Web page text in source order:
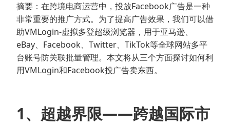
摘要：在跨境电商运营中，投放Facebook广告是一种
非常重要的推广方式。为了提高广告效果，我们可以借
助VMLogin-虚拟多登超级浏览器，用于亚马逊、
eBay、Facebook、Twitter、TikTok等全球网站多平
台账号防关联批量管理。本文将从三个方面探讨如何利
用VMLogin和Facebook投广告卖东西。
1、超越界限——跨越国际市